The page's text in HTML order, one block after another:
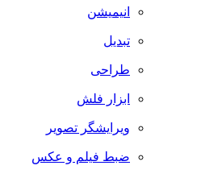
انیمیشن
تبدیل
طراحی
ابزار فلش
ویرایشگر تصویر
ضبط فيلم و عكس